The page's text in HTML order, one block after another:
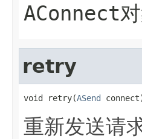
AConnect
retry
void retry(ASend
重新发送请